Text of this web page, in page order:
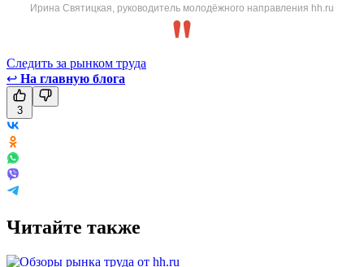
Ирина Святицкая, руководитель молодёжного направления hh.ru
Следить за рынком труда
↩ На главную блога
3
Читайте также